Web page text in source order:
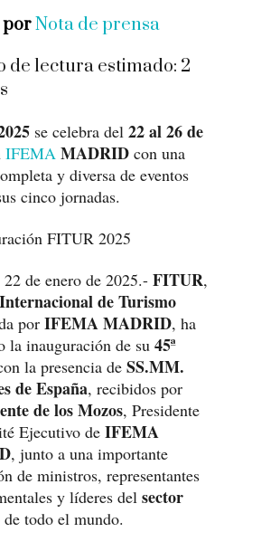
porNota de prensa
de lectura estimado: 2
se celebra del 22 al 26 de
IFEMA MADRID con una
y diversa de eventos
cinco jornadas.
22 de enero de 2025.- FITUR,
de Turismo
por IFEMA MADRID, ha
la inauguración de su 45ª
la presencia de SS.MM.
de España, recibidos por
de los Mozos, Presidente
Ejecutivo de IFEMA
, junto a una importante
de ministros, representantes
y líderes del sector
de todo el mundo.